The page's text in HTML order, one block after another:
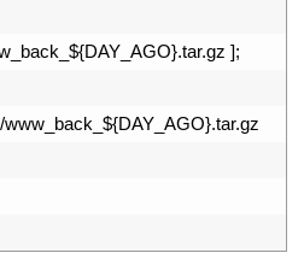
${DAY_AGO}.tar.gz ];
/www_back_ ${DAY_AGO}.tar.gz